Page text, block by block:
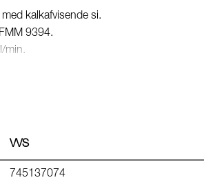
kalkafvisende si.
9394.
min.
VVS
745137074